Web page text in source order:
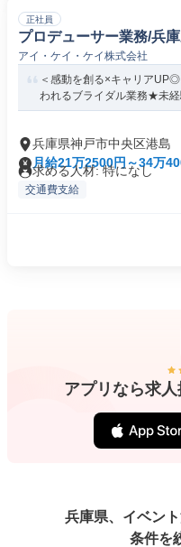
正社員
プロデューサー業務/兵
アイ・ケイ・ケイ株式会社
＜感動を創る×キャリア
われるブライダル業務★未経
兵庫県神戸市中央区港島
月給21万2500円～34万
求める人材: 特になし
交通費支給
アプリなら求人
兵庫県、イベン
条件を